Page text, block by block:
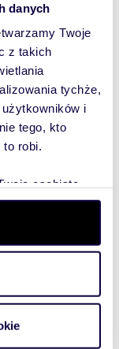
danych
Twoje
z takich
tychże,
i
tego, kto
to robi.
osobiste
preferencje w
cookie możesz
chwili.
treści
i
partnerom
telefon
niniejsza
w
oraz